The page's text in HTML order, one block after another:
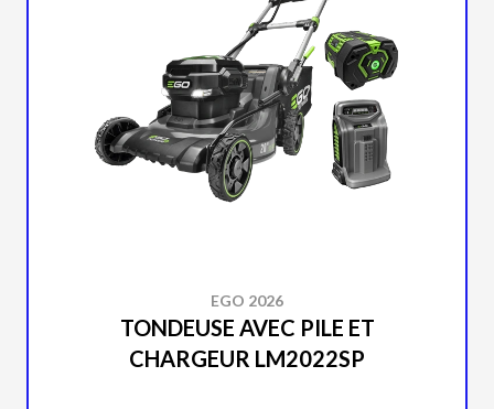
EGO 2026
TONDEUSE AVEC PILE ET
CHARGEUR LM2022SP